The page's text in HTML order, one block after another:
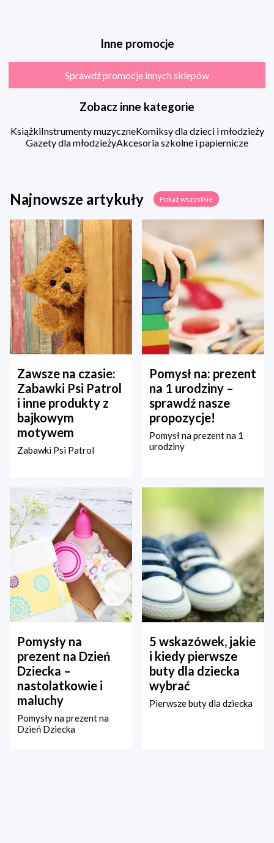
Inne promocje
Sprawdź promocje innych sklepów
Zobacz inne kategorie
KsiążkiInstrumenty muzyczneKomiksy dla dzieci i młodzieży
Gazety dla młodzieżyAkcesoria szkolne i papiernicze
Najnowsze artykuły Pokaż wszystkie
Zawsze na czasie:
Zabawki Psi Patrol
i inne produkty z
bajkowym
motywem
Zabawki Psi Patrol
Pomysł na: prezent
na 1 urodziny –
sprawdź nasze
propozycje!
Pomysł na prezent na 1
urodziny
Pomysły na
prezent na Dzień
Dziecka –
nastolatkowie i
maluchy
Pomysły na prezent na
Dzień Dziecka
5 wskazówek, jakie
i kiedy pierwsze
buty dla dziecka
wybrać
Pierwsze buty dla dziecka